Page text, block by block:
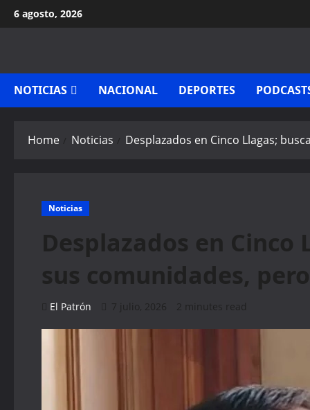
Skip
to
6 agosto, 2026
NOTICIAS NACIONAL DEPORTES
Home Noticias Desplazados en Cinco Llagas;
Noticias
Desplazados en Cinco
sus comunidades,
El Patrón 7 julio, 2026 2 minutes read